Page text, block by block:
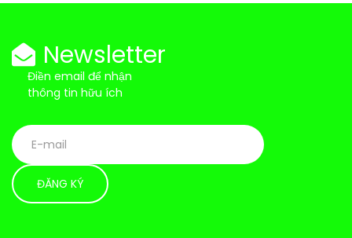
Newsletter
Điền email để nhận
thông tin hữu ích